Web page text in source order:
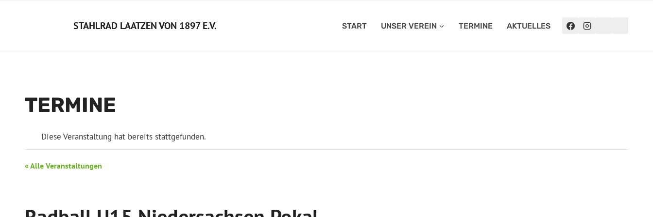
STAHLRAD LAATZEN VON 1897 E.V. START UNSER VEREIN TERMINE AKTUELLES
TERMINE
Diese Veranstaltung hat bereits stattgefunden.
« Alle Veranstaltungen